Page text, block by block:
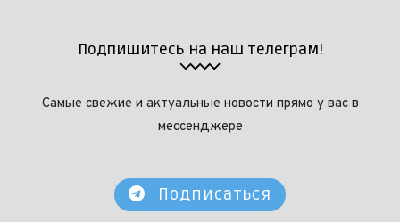
Подпишитесь на наш телеграм!
Самые свежие и актуальные новости прямо у вас в
мессенджере
Подписаться